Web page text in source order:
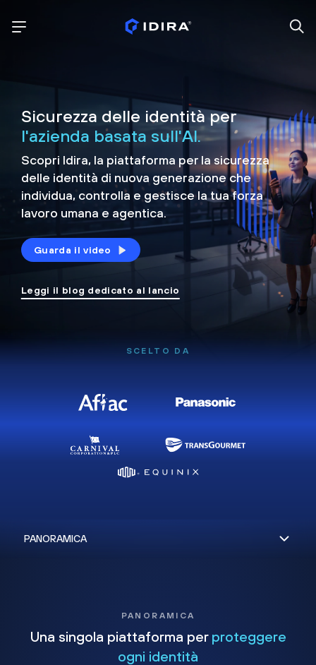
Sicurezza delle identità per
l'azienda basata sull'AI.
Scopri Idira, la piattaforma per la sicurezza
delle identità di nuova generazione che
individua, controlla e gestisce la tua forza
lavoro umana e agentica.
Guarda il video
Leggi il blog dedicato al lancio
SCELTO DA
PANORAMICA
Una singola piattaforma per proteggere
ogni identità